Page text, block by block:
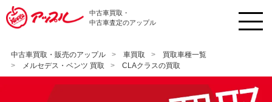
中古車買取・
中古車査定のアップル
中古車買取・販売のアップル 車買取
買取車種一覧
メルセデス・ベンツ 買取
CLAクラスの買取